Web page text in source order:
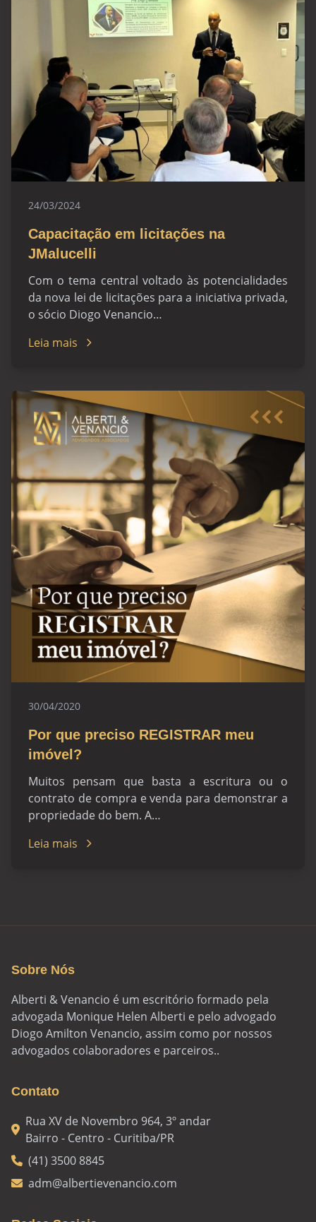
24/03/2024
Capacitação em licitações na
JMalucelli
Com o tema central voltado às potencialidades
da nova lei de licitações para a iniciativa privada,
o sócio Diogo Venancio…
Leia mais
30/04/2020
Por que preciso REGISTRAR meu
imóvel?
Muitos pensam que basta a escritura ou o
contrato de compra e venda para demonstrar a
propriedade do bem. A…
Leia mais
Sobre Nós
Alberti & Venancio é um escritório formado pela
advogada Monique Helen Alberti e pelo advogado
Diogo Amilton Venancio, assim como por nossos
advogados colaboradores e parceiros..
Contato
Rua XV de Novembro 964, 3º andar
Bairro - Centro - Curitiba/PR
(41) 3500 8845
adm@albertievenancio.com